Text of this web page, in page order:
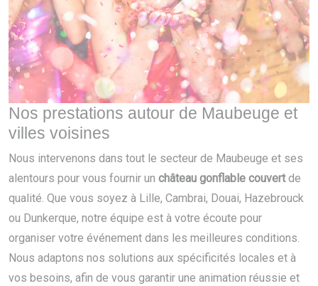
Nos prestations autour de Maubeuge et
villes voisines
Nous intervenons dans tout le secteur de Maubeuge et ses
alentours pour vous fournir un château gonflable couvertde
qualité. Que vous soyez à Lille, Cambrai, Douai, Hazebrouck
ou Dunkerque, notre équipe est à votre écoute pour
organiser votre événement dans les meilleures conditions.
Nous adaptons nos solutions aux spécificités locales et à
vos besoins, afin de vous garantir une animation réussie et